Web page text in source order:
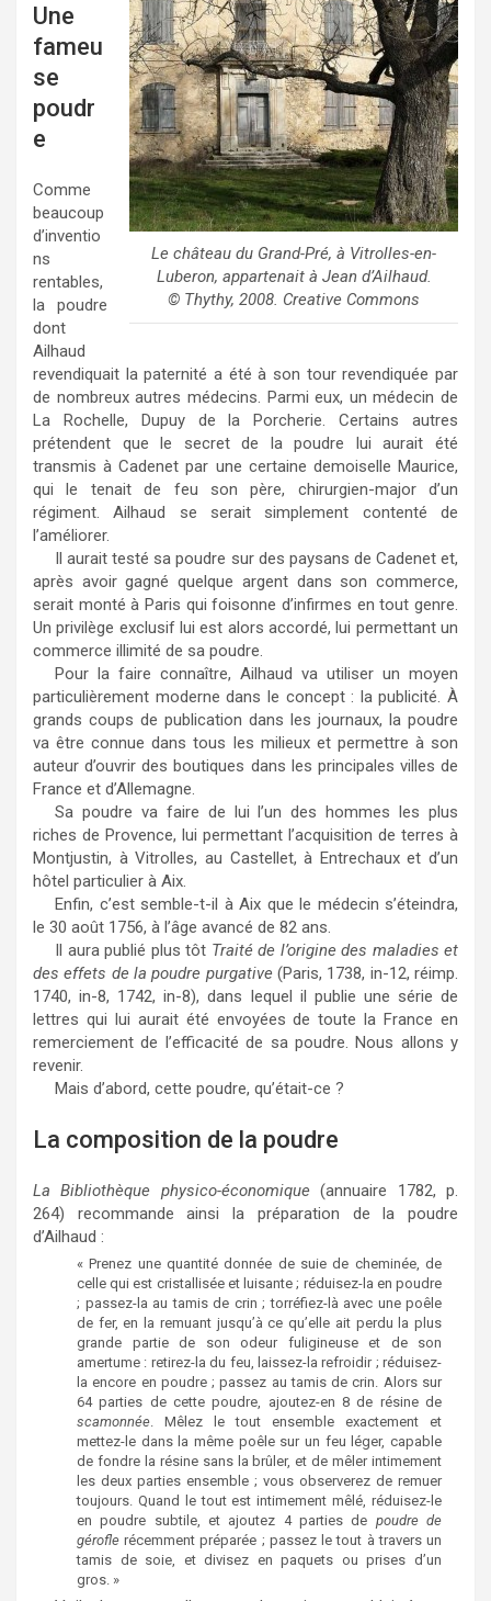
Le château du Grand-Pré, à Vitrolles-en-
Luberon, appartenait à Jean d’Ailhaud.
© Thythy, 2008. Creative Commons
Une
fameu
se
poudr
e
Comme
beaucoup
d’inventio
ns
rentables,
la poudre
dont
Ailhaud
revendiquait la paternité a été à son tour revendiquée par
de nombreux autres médecins. Parmi eux, un médecin de
La Rochelle, Dupuy de la Porcherie. Certains autres
prétendent que le secret de la poudre lui aurait été
transmis à Cadenet par une certaine demoiselle Maurice,
qui le tenait de feu son père, chirurgien-major d’un
régiment. Ailhaud se serait simplement contenté de
l’améliorer.
Il aurait testé sa poudre sur des paysans de Cadenet et,
après avoir gagné quelque argent dans son commerce,
serait monté à Paris qui foisonne d’infirmes en tout genre.
Un privilège exclusif lui est alors accordé, lui permettant un
commerce illimité de sa poudre.
Pour la faire connaître, Ailhaud va utiliser un moyen
particulièrement moderne dans le concept : la publicité. À
grands coups de publication dans les journaux, la poudre
va être connue dans tous les milieux et permettre à son
auteur d’ouvrir des boutiques dans les principales villes de
France et d’Allemagne.
Sa poudre va faire de lui l’un des hommes les plus
riches de Provence, lui permettant l’acquisition de terres à
Montjustin, à Vitrolles, au Castellet, à Entrechaux et d’un
hôtel particulier à Aix.
Enfin, c’est semble-t-il à Aix que le médecin s’éteindra,
le 30 août 1756, à l’âge avancé de 82 ans.
Il aura publié plus tôt Traité de l’origine des maladies et
des effets de la poudre purgative (Paris, 1738, in-12, réimp.
1740, in-8, 1742, in-8), dans lequel il publie une série de
lettres qui lui aurait été envoyées de toute la France en
remerciement de l’efficacité de sa poudre. Nous allons y
revenir.
Mais d’abord, cette poudre, qu’était-ce ?
La composition de la poudre
La Bibliothèque physico-économique (annuaire 1782, p.
264) recommande ainsi la préparation de la poudre
d’Ailhaud :
« Prenez une quantité donnée de suie de cheminée, de
celle qui est cristallisée et luisante ; réduisez-la en poudre
; passez-la au tamis de crin ; torréfiez-là avec une poêle
de fer, en la remuant jusqu’à ce qu’elle ait perdu la plus
grande partie de son odeur fuligineuse et de son
amertume : retirez-la du feu, laissez-la refroidir ; réduisez-
la encore en poudre ; passez au tamis de crin. Alors sur
64 parties de cette poudre, ajoutez-en 8 de résine de
scamonnée. Mêlez le tout ensemble exactement et
mettez-le dans la même poêle sur un feu léger, capable
de fondre la résine sans la brûler, et de mêler intimement
les deux parties ensemble ; vous observerez de remuer
toujours. Quand le tout est intimement mêlé, réduisez-le
en poudre subtile, et ajoutez 4 parties de poudre de
gérofle récemment préparée ; passez le tout à travers un
tamis de soie, et divisez en paquets ou prises d’un
gros. »